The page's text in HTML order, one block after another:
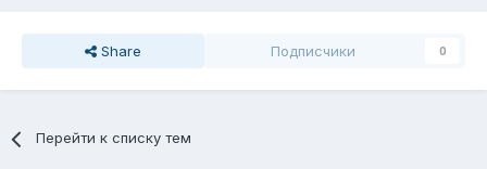
Share Подписчики 0
Перейти к списку тем